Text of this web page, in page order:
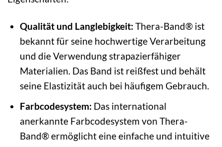
Qualität und Langlebigkeit: Thera-Band® ist
bekannt für seine hochwertige Verarbeitung
und die Verwendung strapazierfähiger
Materialien. Das Band ist reißfest und behält
seine Elastizität auch bei häufigem Gebrauch.
Farbcodesystem: Das international
anerkannte Farbcodesystem von Thera-
Band® ermöglicht eine einfache und intuitive